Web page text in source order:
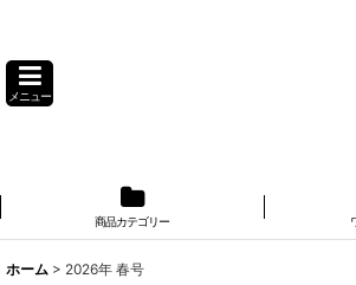
メニュー
商品カテゴリー
ホーム > 2026年 春号